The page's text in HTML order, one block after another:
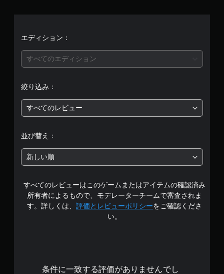
段
階
の
3
.
5
エディション：
すべてのエディション
絞り込み：
すべてのレビュー
並び替え：
新しい順
すべてのレビューはこのゲームまたはアイテムの確認済み
所有者によるもので、モデレーターチームで審査されま
す。詳しくは、 評価とレビューポリシーをご確認くださ
い。
条件に一致する評価がありませんでし